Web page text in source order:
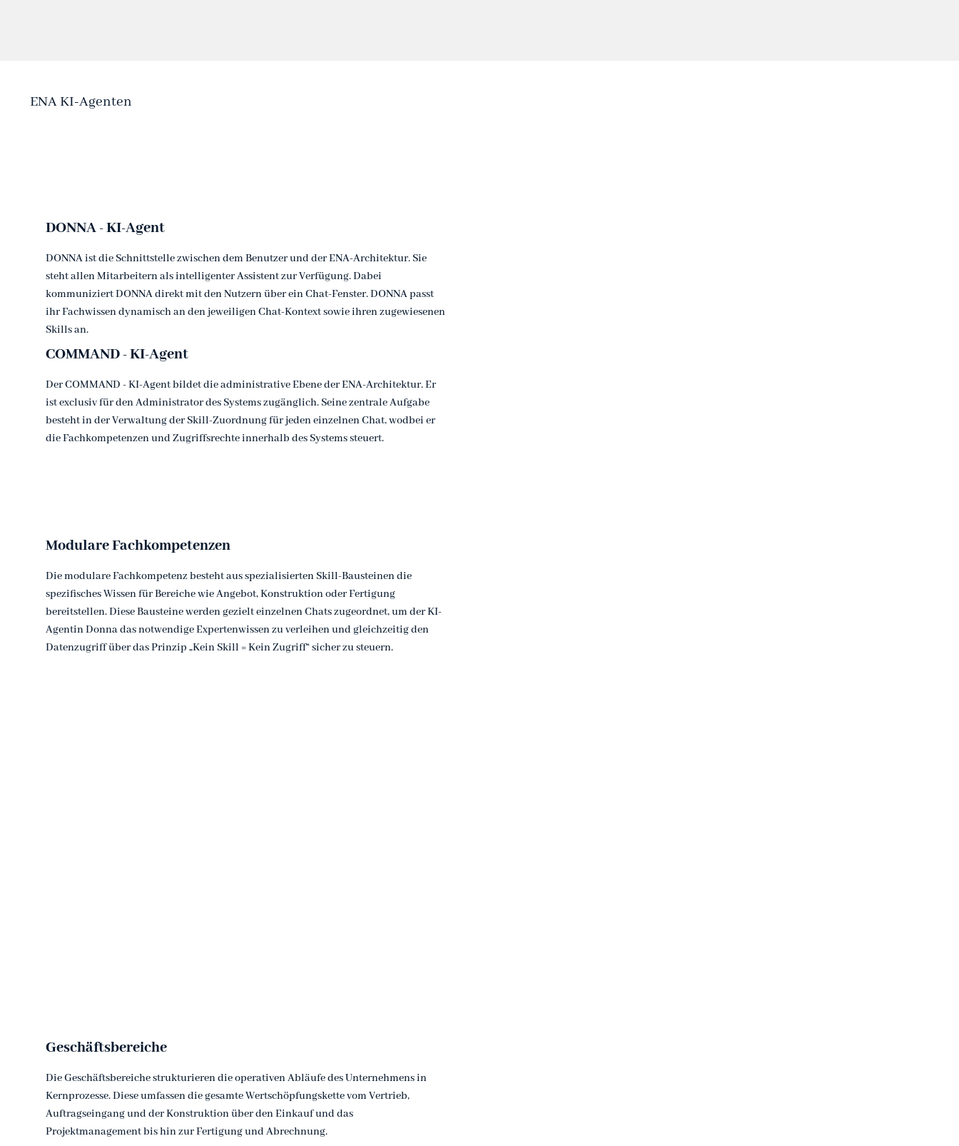
Geschäftsbereiche
Die Geschäftsbereiche strukturieren die operativen Abläufe des Unternehmens in
Kernprozesse. Diese umfassen die gesamte Wertschöpfungskette vom Vertrieb,
Auftragseingang und der Konstruktion über den Einkauf und das
Projektmanagement bis hin zur Fertigung und Abrechnung.
Modulare Fachkompetenzen
Die modulare Fachkompetenz besteht aus spezialisierten Skill-Bausteinen die
spezifisches Wissen für Bereiche wie Angebot, Konstruktion oder Fertigung
bereitstellen. Diese Bausteine werden gezielt einzelnen Chats zugeordnet, um der KI-
Agentin Donna das notwendige Expertenwissen zu verleihen und gleichzeitig den
Datenzugriff über das Prinzip „Kein Skill = Kein Zugriff“ sicher zu steuern.
DONNA - KI-Agent
DONNA ist die Schnittstelle zwischen dem Benutzer und der ENA-Architektur. Sie
steht allen Mitarbeitern als intelligenter Assistent zur Verfügung. Dabei
kommuniziert DONNA direkt mit den Nutzern über ein Chat-Fenster. DONNA passt
ihr Fachwissen dynamisch an den jeweiligen Chat-Kontext sowie ihren zugewiesenen
Skills an.
COMMAND - KI-Agent
Der COMMAND - KI-Agent bildet die administrative Ebene der ENA-Architektur. Er
ist exclusiv für den Administrator des Systems zugänglich. Seine zentrale Aufgabe
besteht in der Verwaltung der Skill-Zuordnung für jeden einzelnen Chat, wodbei er
die Fachkompetenzen und Zugriffsrechte innerhalb des Systems steuert.
ENA KI-Agenten